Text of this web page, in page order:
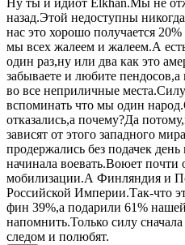
Ну ты и идиот Elkhan.Мы не
назад.Этой недоступны
нас это хорошо получается
мы всех жалеем и жалеем.А
один раз,ну или два как это
забываете и любите пендосов,а
во все неприличные
вспоминать что мы один
отказались,а почему?Да
зависят от этого западного
продержались без подачек
начинала воевать.Воюет
мобилизации.А Финляндия и
Российской Империи.Так-что
фин 39%,а подарили 61%
напомнить.Только силу
следом и полюбят.